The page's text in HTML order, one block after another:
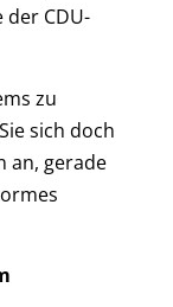
der CDU-
zu
sich doch
an, gerade